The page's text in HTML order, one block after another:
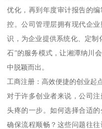
优化，再到年度审计报告的
控。公司管理层拥有现代企
识，为企业提供系统化、定制
石”的服务模式，让湘潭纳川
中脱颖而出。
工商注册：高效便捷的创业起
对于许多创业者来说，公司
头疼的一步。如何选择合适
确保流程顺畅？这些问题往